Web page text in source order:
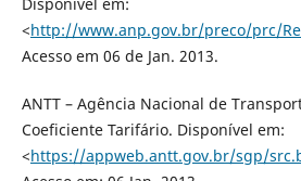
<http://www.anp.gov.br/preco/prc/
Acesso em 06 de Jan. 2013.
ANTT – Agência Nacional de
Coeficiente Tarifário. Disponível em:
<https://appweb.antt.gov.br/sgp/